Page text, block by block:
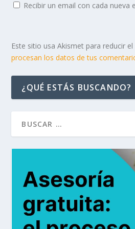
Recibir un email con cada nueva
Este sitio usa Akismet para reducir
procesan los datos de tus
¿QUÉ ESTÁS BUSCANDO?